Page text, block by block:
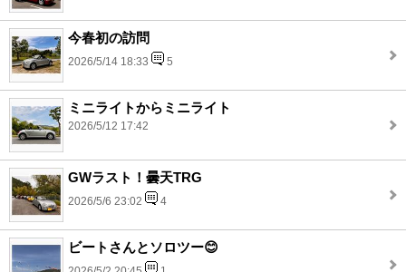
今春初の訪問
2026/5/14 18:33 5
ミニライトからミニライト
2026/5/12 17:42
GWラスト！曇天TRG
2026/5/6 23:02 4
ビートさんとソロツー😊